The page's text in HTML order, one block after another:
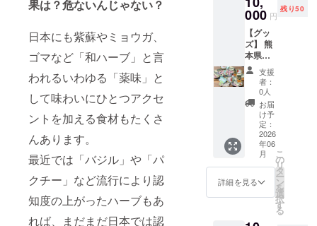
果は？危ないんじゃない？
日本にも紫蘇やミョウガ、
ゴマなど「和ハーブ」と言
われるいわゆる「薬味」と
して味わいにひとつアクセ
ントを加える食材もたくさ
んあります。
最近では「バジル」や「パ
クチー」など流行により認
知度の上がったハーブもあ
れば、まだまだ日本では認
レモン
グラ
ス、バ
タフラ
イ
ピー、
ジャー
マンカ
モミー
ル、
ローゼ
ル等 ・
産地：
日本 ・
開封後
日光の
当たら
8月から
令和9年
8月末ま
で 【注
意事
項】 ・
季節に
より、
フレッ
シュ
ハーブ
を準備
できな
い場合
は、ド
ハーブ
をブレ
蒸留し
たハー
ブ
ウォー
ターを
お持ち
帰りで
きま
す。 ・
日程：
令和8年
8月8日
以降
10:00~
16:00
営業
手に
しっく
りなじ
む使い
心地。
ビンと
して水
平リサ
イクル
が可能
なサス
ティナ
ブルな
逸品で
す。 こ
のコッ
000 円
残り50
【グッ
ズ】 熊
本県美
里町を
モチー
フにし
た、オ
リジナ
ルス
テッ
カーを
お届け
しま
す。
「3333
段で日
支援
者：
0人
お届
け予
定：
2026
年06
月
詳細を見る
こ
の
リ
タ
ー
ン
を
選
択
す
る